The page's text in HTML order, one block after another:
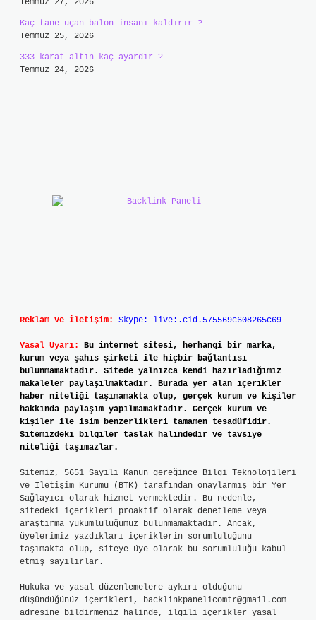
Temmuz 27, 2026
Kaç tane uçan balon insanı kaldırır ?
Temmuz 25, 2026
333 karat altın kaç ayardır ?
Temmuz 24, 2026
Reklam ve İletişim: Skype: live:.cid.575569c608265c69
Yasal Uyarı:
Bu internet sitesi, herhangi bir marka,
kurum veya şahıs şirketi ile hiçbir bağlantısı
bulunmamaktadır. Sitede yalnızca kendi hazırladığımız
makaleler paylaşılmaktadır. Burada yer alan içerikler
haber niteliği taşımamakta olup, gerçek kurum ve kişiler
hakkında paylaşım yapılmamaktadır. Gerçek kurum ve
kişiler ile isim benzerlikleri tamamen tesadüfidir.
Sitemizdeki bilgiler taslak halindedir ve tavsiye
niteliği taşımazlar.
Sitemiz, 5651 Sayılı Kanun gereğince Bilgi Teknolojileri
ve İletişim Kurumu (BTK) tarafından onaylanmış bir Yer
Sağlayıcı olarak hizmet vermektedir. Bu nedenle,
sitedeki içerikleri proaktif olarak denetleme veya
araştırma yükümlülüğümüz bulunmamaktadır. Ancak,
üyelerimiz yazdıkları içeriklerin sorumluluğunu
taşımakta olup, siteye üye olarak bu sorumluluğu kabul
etmiş sayılırlar.
Hukuka ve yasal düzenlemelere aykırı olduğunu
düşündüğünüz içerikleri, backlinkpanelicomtr@gmail.com
adresine bildirmeniz halinde, ilgili içerikler yasal